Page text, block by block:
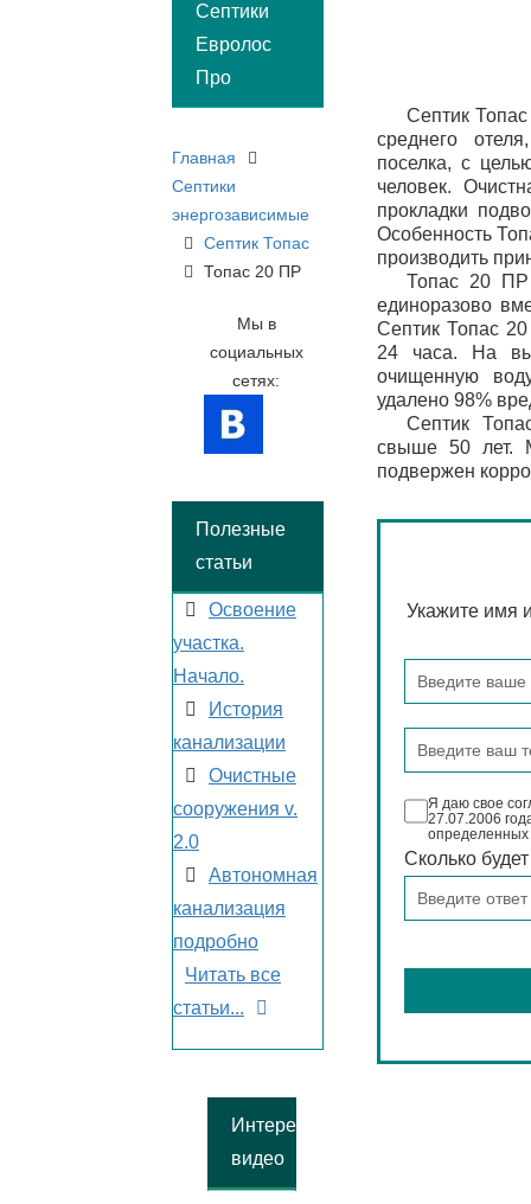
Септики
Евролос
Про
Главная
Септики
энергозависимые
Септик Топас
Топас 20 ПР
Мы в
социальных
сетях:
Полезные
статьи
Освоение
участка.
Начало.
История
канализации
Очистные
сооружения v.
2.0
Автономная
канализация
подробно
Читать все
статьи...
Интересное
видео
Септик
среднего
поселка, с
человек.
прокладки
Особенность
производить
Топас 20 ПР
единоразово
Септик Топас
24 часа. На
очищенную
удалено 98%
Септик
свыше 50 лет.
подвержен
Укажите имя
Я даю свое
27.07.2006
Сколько